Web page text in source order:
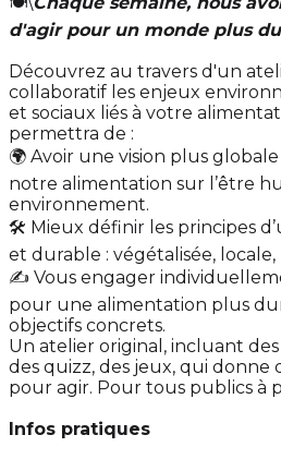
d'agir pour un monde plus
Découvrez au travers d'un
collaboratif les enjeux
et sociaux liés à votre
permettra de :
🌍 Avoir une vision plus
notre alimentation sur l’être
environnement.
🛠 Mieux définir les principes
et durable : végétalisée, locale,
✍ Vous engager
pour une alimentation plus
objectifs concrets.
Un atelier original, incluant
des quizz, des jeux, qui donne
pour agir. Pour tous publics à
Infos pratiques